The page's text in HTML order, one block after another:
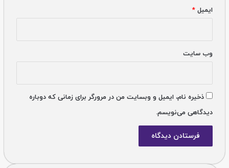
ایمیل *
وب‌ سایت
ذخیره نام، ایمیل و وبسایت من در مرورگر برای زمانی که دوباره
دیدگاهی می‌نویسم.